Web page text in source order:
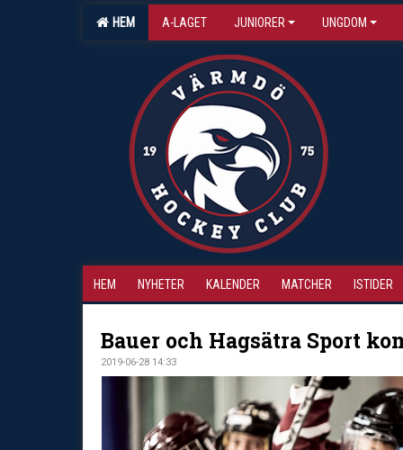
HEM A-LAGET JUNIORER UNGDOM
HEM NYHETER KALENDER MATCHER ISTIDER
Bauer och Hagsätra Sport
2019-06-28 14:33